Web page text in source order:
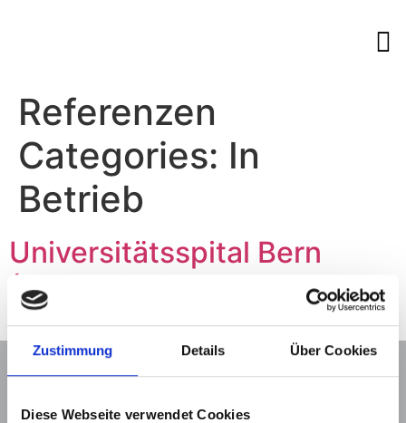
Zustimmung Details Über Cookies
Diese Webseite verwendet Cookies
Referenzen
Categories: In
Betrieb
Universitätsspital Bern
(Inselspital)